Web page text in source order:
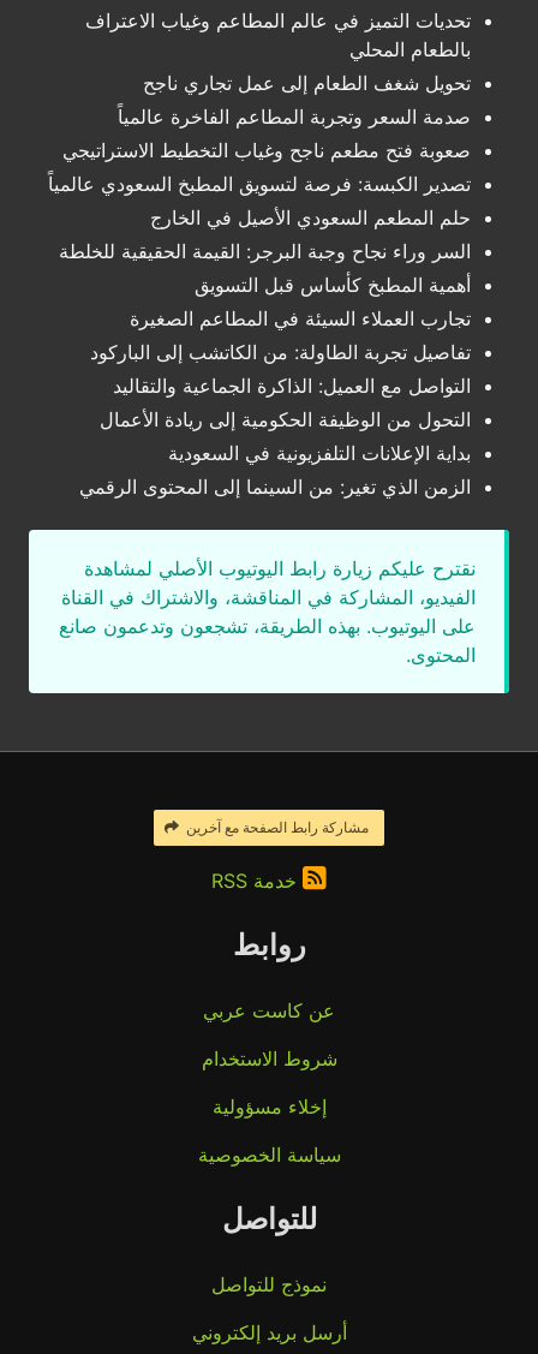
تحديات التميز في عالم المطاعم وغياب الاعتراف
بالطعام المحلي
تحويل شغف الطعام إلى عمل تجاري ناجح
صدمة السعر وتجربة المطاعم الفاخرة عالمياً
صعوبة فتح مطعم ناجح وغياب التخطيط الاستراتيجي
تصدير الكبسة: فرصة لتسويق المطبخ السعودي عالمياً
حلم المطعم السعودي الأصيل في الخارج
السر وراء نجاح وجبة البرجر: القيمة الحقيقية للخلطة
أهمية المطبخ كأساس قبل التسويق
تجارب العملاء السيئة في المطاعم الصغيرة
تفاصيل تجربة الطاولة: من الكاتشب إلى الباركود
التواصل مع العميل: الذاكرة الجماعية والتقاليد
التحول من الوظيفة الحكومية إلى ريادة الأعمال
بداية الإعلانات التلفزيونية في السعودية
الزمن الذي تغير: من السينما إلى المحتوى الرقمي
نقترح عليكم زيارة رابط اليوتيوب الأصلي لمشاهدة
الفيديو، المشاركة في المناقشة، والاشتراك في القناة
على اليوتيوب. بهذه الطريقة، تشجعون وتدعمون صانع
المحتوى.
مشاركة رابط الصفحة مع آخرين
خدمة RSS
روابط
عن كاست عربي
شروط الاستخدام
إخلاء مسؤولية
سياسة الخصوصية
للتواصل
نموذج للتواصل
أرسل بريد إلكتروني